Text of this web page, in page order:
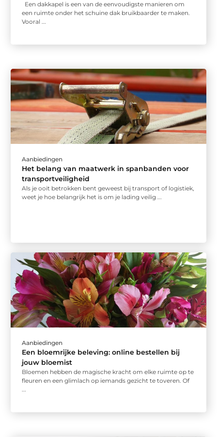
Een dakkapel is een van de eenvoudigste manieren om
een ruimte onder het schuine dak bruikbaarder te maken.
Vooral ...
Aanbiedingen
Het belang van maatwerk in spanbanden voor
transportveiligheid
Als je ooit betrokken bent geweest bij transport of logistiek,
weet je hoe belangrijk het is om je lading veilig ...
Aanbiedingen
Een bloemrijke beleving: online bestellen bij
jouw bloemist
Bloemen hebben de magische kracht om elke ruimte op te
fleuren en een glimlach op iemands gezicht te toveren. Of
...